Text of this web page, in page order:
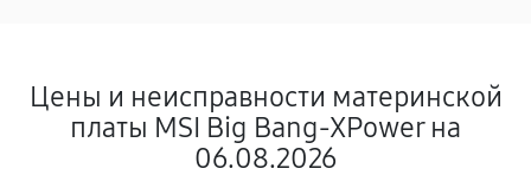
Цены и неисправности материнской
платы MSI Big Bang-XPower на
06.08.2026